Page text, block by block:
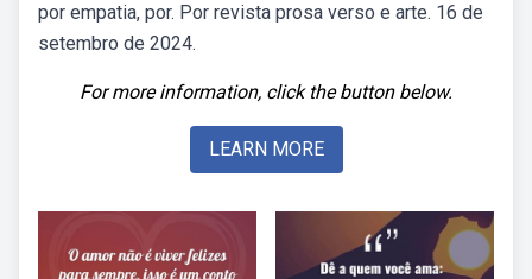
por empatia, por. Por revista prosa verso e arte. 16 de
setembro de 2024.
For more information, click the button below.
LEARN MORE